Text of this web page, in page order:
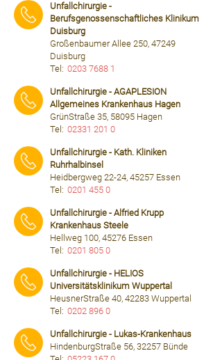
Unfallchirurgie -
Berufsgenossenschaftliches Klinikum
Duisburg
Großenbaumer Allee 250, 47249
Duisburg
Tel: 0203 7688 1
Unfallchirurgie - AGAPLESION
Allgemeines Krankenhaus Hagen
GrünStraße 35, 58095 Hagen
Tel: 02331 201 0
Unfallchirurgie - Kath. Kliniken
Ruhrhalbinsel
Heidbergweg 22-24, 45257 Essen
Tel: 0201 455 0
Unfallchirurgie - Alfried Krupp
Krankenhaus Steele
Hellweg 100, 45276 Essen
Tel: 0201 805 0
Unfallchirurgie - HELIOS
Universitätsklinikum Wuppertal
HeusnerStraße 40, 42283 Wuppertal
Tel: 0202 896 0
Unfallchirurgie - Lukas-Krankenhaus
HindenburgStraße 56, 32257 Bünde